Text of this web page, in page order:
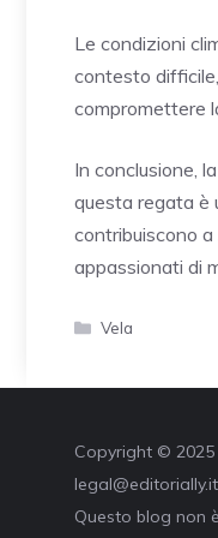
Le condizioni
contesto
compromettere
In conclusione,
questa regata è
contribuiscono
appassionati di
Categorie
Vela
Copyright © 2025
Questo blog non